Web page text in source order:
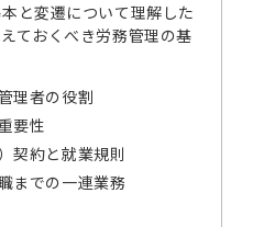
と変遷について理解した
ておくべき労務管理の基
理者の役割
要性
契約と就業規則
までの一連業務